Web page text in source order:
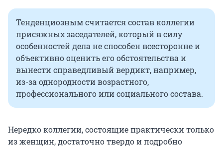
Тенденциозным считается состав коллегии
присяжных заседателей, который в силу
особенностей дела не способен всесторонне и
объективно оценить его обстоятельства и
вынести справедливый вердикт, например,
из-за однородности возрастного,
профессионального или социального состава.
Нередко коллегии, состоящие практически только
из женщин, достаточно твердо и подробно